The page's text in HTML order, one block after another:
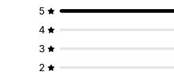
5
4
3
2